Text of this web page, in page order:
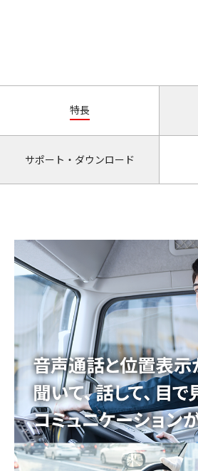
特長
サポート・ダウンロード